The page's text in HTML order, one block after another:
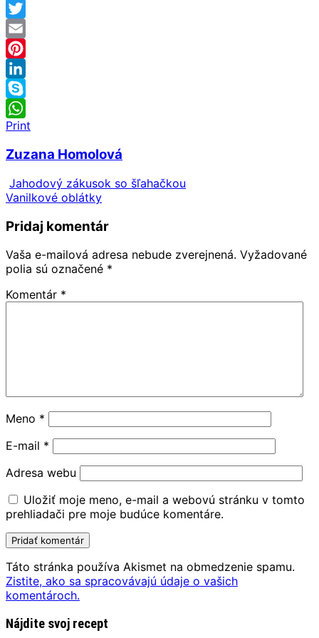
Facebook
Twitter
Email
Pinterest
LinkedIn
Skype
WhatsApp
Print
Zuzana Homolová
Jahodový zákusok so šľahačkou
Vanilkové oblátky
Pridaj komentár
Vaša e-mailová adresa nebude zverejnená. Vyžadované
polia sú označené *
Komentár *
Meno *
E-mail *
Adresa webu
Uložiť moje meno, e-mail a webovú stránku v tomto
prehliadači pre moje budúce komentáre.
Táto stránka používa Akismet na obmedzenie spamu.
Zistite, ako sa spracovávajú údaje o vašich
komentároch.
Nájdite svoj recept